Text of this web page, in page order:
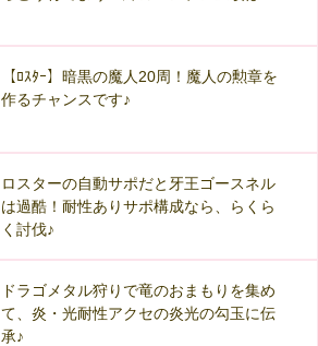
【ﾛｽﾀｰ】暗黒の魔人20周！魔人の勲章を
作るチャンスです♪
ロスターの自動サポだと牙王ゴースネル
は過酷！耐性ありサポ構成なら、らくら
く討伐♪
ドラゴメタル狩りで竜のおまもりを集め
て、炎・光耐性アクセの炎光の勾玉に伝
承♪